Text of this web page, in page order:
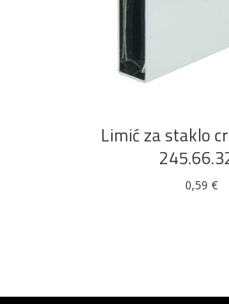
DODAJ U
Limić za staklo
0,59€